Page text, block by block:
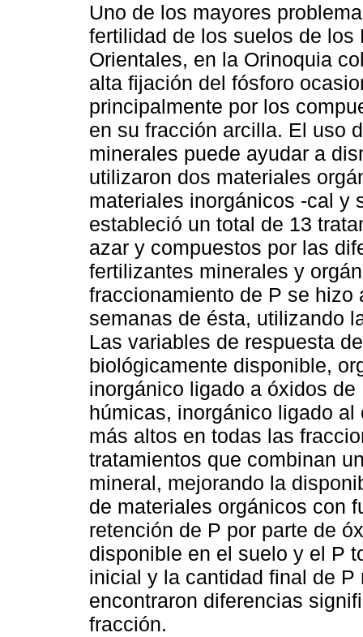
Uno de los mayores
fertilidad de los suelos de los
Orientales, en la Orinoquia
alta fijación del fósforo
principalmente por los
en su fracción arcilla. El uso
minerales puede ayudar a
utilizaron dos materiales
materiales inorgánicos -cal y
estableció un total de 13
azar y compuestos por las
fertilizantes minerales y
fraccionamiento de P se
semanas de ésta, utilizando
Las variables de respuesta
biológicamente disponible,
inorgánico ligado a óxidos
húmicas, inorgánico ligado
más altos en todas las
tratamientos que combinan
mineral, mejorando la
de materiales orgánicos con
retención de P por parte de
disponible en el suelo y el P
inicial y la cantidad final de
encontraron diferencias
fracción.